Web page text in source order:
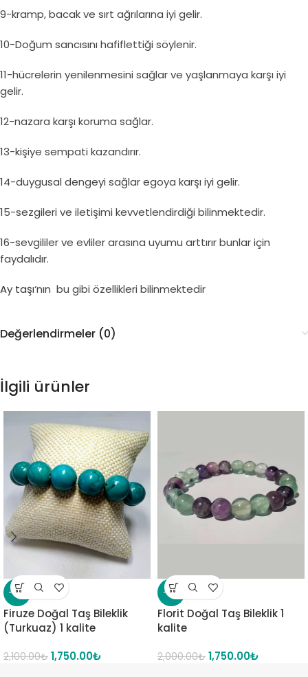
9-kramp, bacak ve sırt ağrılarına iyi gelir.
10-Doğum sancısını hafiflettiği söylenir.
11-hücrelerin yenilenmesini sağlar ve yaşlanmaya karşı iyi
gelir.
12-nazara karşı koruma sağlar.
13-kişiye sempati kazandırır.
14-duygusal dengeyi sağlar egoya karşı iyi gelir.
15-sezgileri ve iletişimi kevvetlendirdiği bilinmektedir.
16-sevgililer ve evliler arasına uyumu arttırır bunlar için
faydalıdır.
Ay taşı‘nın bu gibi özellikleri bilinmektedir
Değerlendirmeler (0)
İlgili ürünler
-17%
Firuze Doğal Taş Bileklik
(Turkuaz) 1 kalite
2,100.00₺ 1,750.00₺
-13%
Florit Doğal Taş Bileklik 1
kalite
2,000.00₺ 1,750.00₺